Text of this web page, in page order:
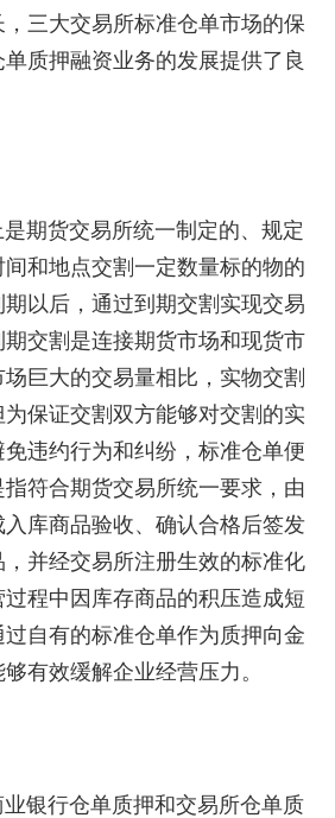
三大交易所标准仓单市场的保
质押融资业务的发展提供了良
期货交易所统一制定的、规定
和地点交割一定数量标的物的
以后，通过到期交割实现交易
交割是连接期货市场和现货市
巨大的交易量相比，实物交割
保证交割双方能够对交割的实
违约行为和纠纷，标准仓单便
符合期货交易所统一要求，由
库商品验收、确认合格后签发
并经交易所注册生效的标准化
程中因库存商品的积压造成短
自有的标准仓单作为质押向金
有效缓解企业经营压力。
银行仓单质押和交易所仓单质